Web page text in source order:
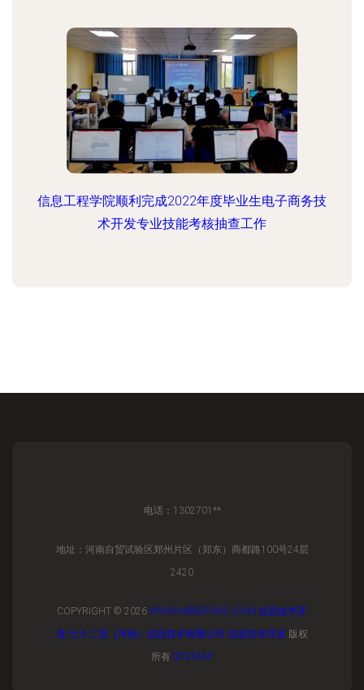
信息工程学院顺利完成2022年度毕业生电子商务技
术开发专业技能考核抽查工作
电话：1302701**
地址：河南自贸试验区郑州片区（郑东）商都路100号24层
2420
COPYRIGHT © 2026 WWW.NIBIEDONG.COM 信息技术开
发 七十二变（河南）信息技术有限公司 信息技术开发版权
所有 SITEMAP